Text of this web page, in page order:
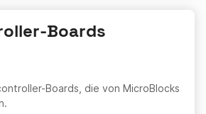
Boards
Boards, die von MicroBlocks